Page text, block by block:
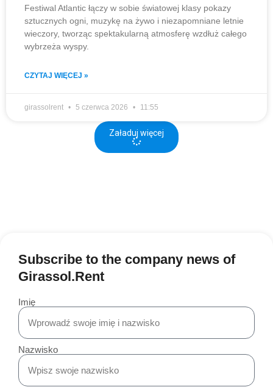
Festiwal Atlantic łączy w sobie światowej klasy pokazy
sztucznych ogni, muzykę na żywo i niezapomniane letnie
wieczory, tworząc spektakularną atmosferę wzdłuż całego
wybrzeża wyspy.
CZYTAJ WIĘCEJ »
girassolrent 5 czerwca 2026 11:55
Załaduj więcej
Subscribe to the company news of
Girassol.Rent
Imię
Nazwisko